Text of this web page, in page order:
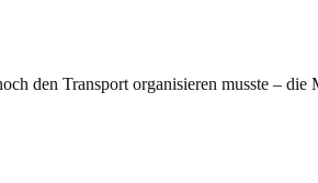
den Transport organisieren musste – die